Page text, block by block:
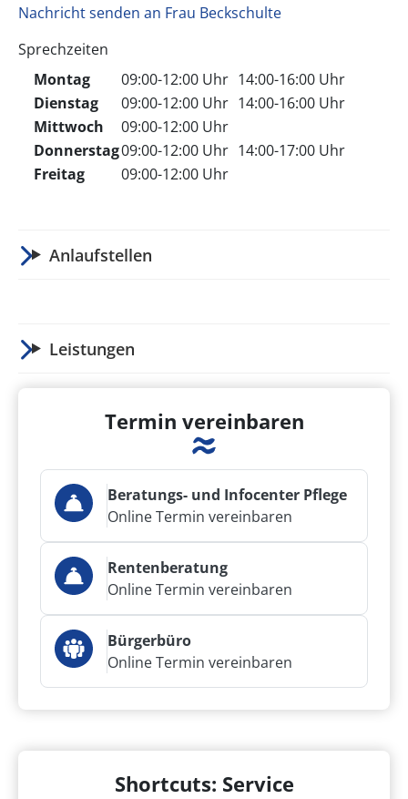
Nachricht senden an Frau Beckschulte
Sprechzeiten
Montag
09:00-12:00 Uhr 14:00-16:00 Uhr
Dienstag
09:00-12:00 Uhr 14:00-16:00 Uhr
Mittwoch
09:00-12:00 Uhr
Donnerstag09:00-12:00 Uhr 14:00-17:00 Uhr
Freitag
09:00-12:00 Uhr
Anlaufstellen
Leistungen
Termin vereinbaren
Beratungs- und Infocenter Pflege
Online Termin vereinbaren
Rentenberatung
Online Termin vereinbaren
Bürgerbüro
Online Termin vereinbaren
Shortcuts: Service